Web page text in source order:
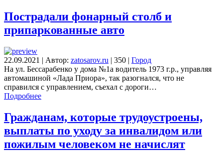
Пострадали фонарный столб и
припаркованные авто
22.09.2021 | Автор: zatosarov.ru | 350 | Город
На ул. Бессарабенко у дома №1а водитель 1973 г.р., управляя
автомашиной «Лада Приора», так разогнался, что не
справился с управлением, съехал с дороги…
Подробнее
Гражданам, которые трудоустроены,
выплаты по уходу за инвалидом или
пожилым человеком не начислят